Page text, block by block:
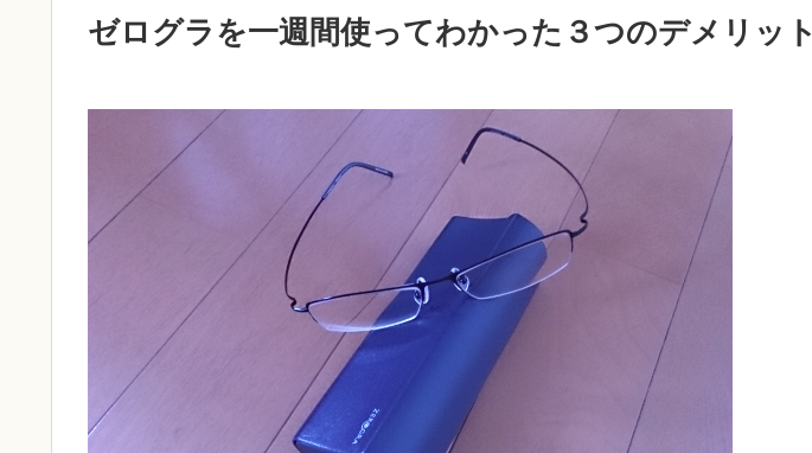
ゼログラを一週間使ってわかった３つのデメリット